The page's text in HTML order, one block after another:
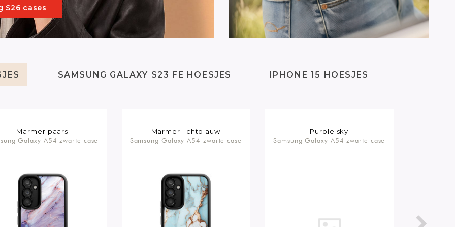
S26 cases
SAMSUNG GALAXY S23 FE HOESJES IPHONE 15 HOESJES
Marmer paars
Galaxy A54 zwarte case
Marmer lichtblauw
Samsung Galaxy A54 zwarte case
Purple sky
Samsung Galaxy A54 zwarte case